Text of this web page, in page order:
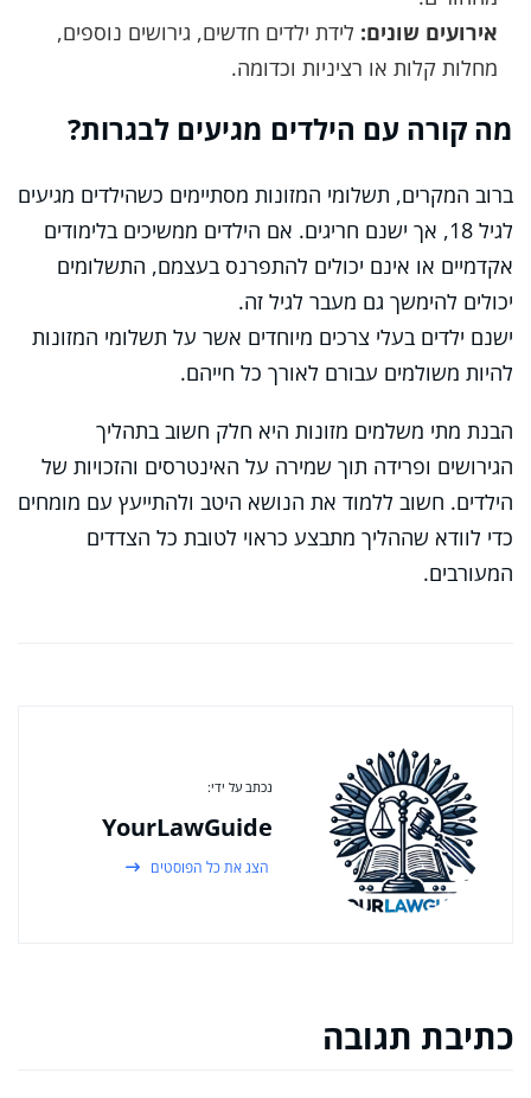
אירועים שונים: לידת ילדים חדשים, גירושים נוספים,
מחלות קלות או רציניות וכדומה.
מה קורה עם הילדים מגיעים לבגרות?
ברוב המקרים, תשלומי המזונות מסתיימים כשהילדים מגיעים
לגיל 18, אך ישנם חריגים. אם הילדים ממשיכים בלימודים
אקדמיים או אינם יכולים להתפרנס בעצמם, התשלומים
יכולים להימשך גם מעבר לגיל זה.
ישנם ילדים בעלי צרכים מיוחדים אשר על תשלומי המזונות
להיות משולמים עבורם לאורך כל חייהם.
הבנת מתי משלמים מזונות היא חלק חשוב בתהליך
הגירושים ופרידה תוך שמירה על האינטרסים והזכויות של
הילדים. חשוב ללמוד את הנושא היטב ולהתייעץ עם מומחים
כדי לוודא שההליך מתבצע כראוי לטובת כל הצדדים
המעורבים.
נכתב על ידי:
YourLawGuide
הצג את כל הפוסטים
כתיבת תגובה